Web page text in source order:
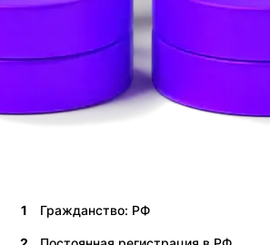
1 Гражданство: РФ